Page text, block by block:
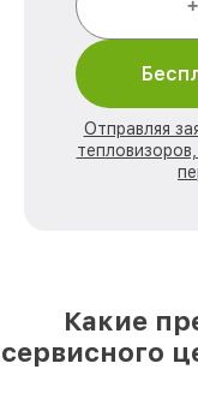
Отправляя
Какие
сервисного